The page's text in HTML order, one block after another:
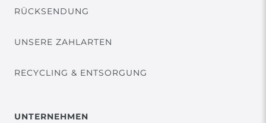
RÜCKSENDUNG
UNSERE ZAHLARTEN
RECYCLING & ENTSORGUNG
UNTERNEHMEN